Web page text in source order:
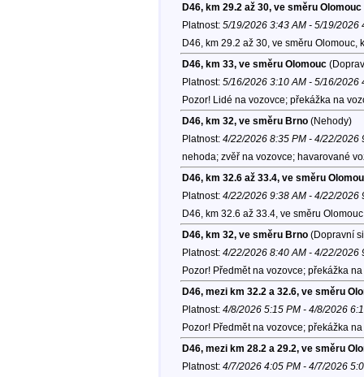
D46, km 29.2 až 30, ve směru Olomouc
Platnost: 5/19/2026 3:43 AM - 5/19/2026
D46, km 29.2 až 30, ve směru Olomouc,
D46, km 33, ve směru Olomouc
Platnost: 5/16/2026 3:10 AM - 5/16/2026
Pozor! Lidé na vozovce; překážka na
D46, km 32, ve směru Brno(Nehody)
Platnost: 4/22/2026 8:35 PM - 4/22/2026
nehoda; zvěř na vozovce; havarované
D46, km 32.6 až 33.4, ve směru
Platnost: 4/22/2026 9:38 AM - 4/22/2026
D46, km 32.6 až 33.4, ve směru
D46, km 32, ve směru Brno(Dopravní
Platnost: 4/22/2026 8:40 AM - 4/22/2026
Pozor! Předmět na vozovce; překážka
D46, mezi km 32.2 a 32.6, ve směru
Platnost: 4/8/2026 5:15 PM - 4/8/2026
Pozor! Předmět na vozovce; překážka
D46, mezi km 28.2 a 29.2, ve směru
Platnost: 4/7/2026 4:05 PM - 4/7/2026